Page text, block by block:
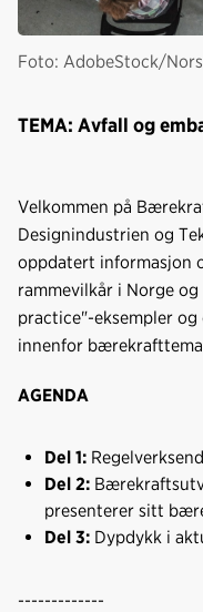
Foto: AdobeStock/
TEMA: Avfall og
Velkommen på
Designindustrien og
oppdatert informasjon
rammevilkår i Norge
practice"-eksempler
innenfor
AGENDA
Del 1:
Del 2:
presenterer sitt
Del 3: Dypdykk i
-------------